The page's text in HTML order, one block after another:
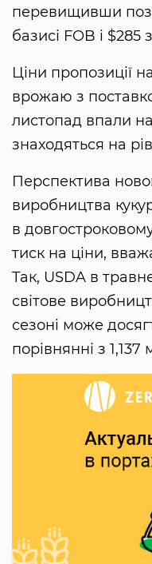
перевищивши
базисі FOB і $285
Ціни пропозиції
врожаю з
листопад впали
знаходяться на
Перспектива
виробництва
в
тиск на ціни,
Так, USDA в
світове
сезоні може
порівнянні з